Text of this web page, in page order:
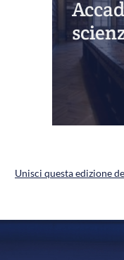
Unisci questa edizione